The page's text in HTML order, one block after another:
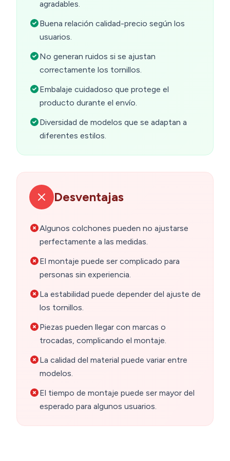
agradables.
Buena relación calidad-precio según los
usuarios.
No generan ruidos si se ajustan
correctamente los tornillos.
Embalaje cuidadoso que protege el
producto durante el envío.
Diversidad de modelos que se adaptan a
diferentes estilos.
Desventajas
Algunos colchones pueden no ajustarse
perfectamente a las medidas.
El montaje puede ser complicado para
personas sin experiencia.
La estabilidad puede depender del ajuste de
los tornillos.
Piezas pueden llegar con marcas o
trocadas, complicando el montaje.
La calidad del material puede variar entre
modelos.
El tiempo de montaje puede ser mayor del
esperado para algunos usuarios.